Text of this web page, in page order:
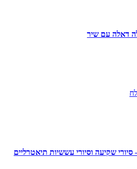
דאלה עם שיר
שקיעה וסיורי עששיות תיאטרליים